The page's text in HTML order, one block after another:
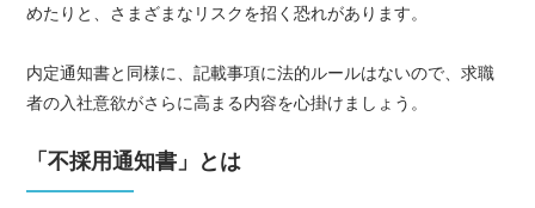
めたりと、さまざまなリスクを招く恐れがあります。
内定通知書と同様に、記載事項に法的ルールはないので、求職
者の入社意欲がさらに高まる内容を心掛けましょう。
「不採用通知書」とは